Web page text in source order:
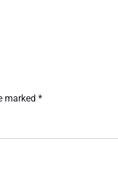
marked *